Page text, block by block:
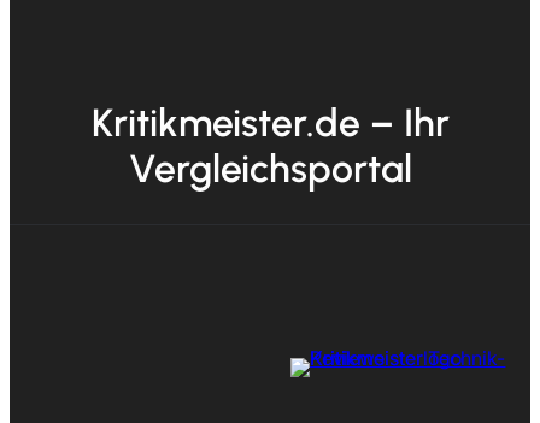
Kritikmeister.de – Ihr
Vergleichsportal